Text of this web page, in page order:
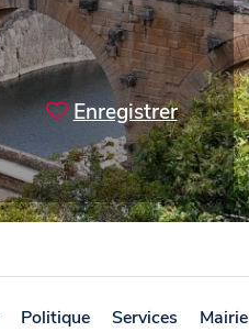
Enregistrer
Politique Services Mairie